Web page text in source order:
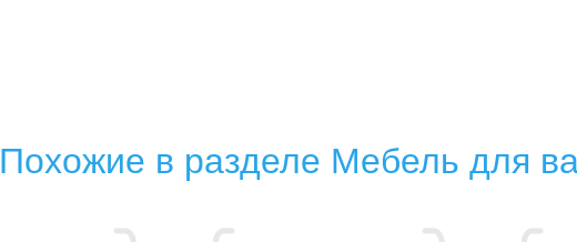
Похожие в разделе Мебель для